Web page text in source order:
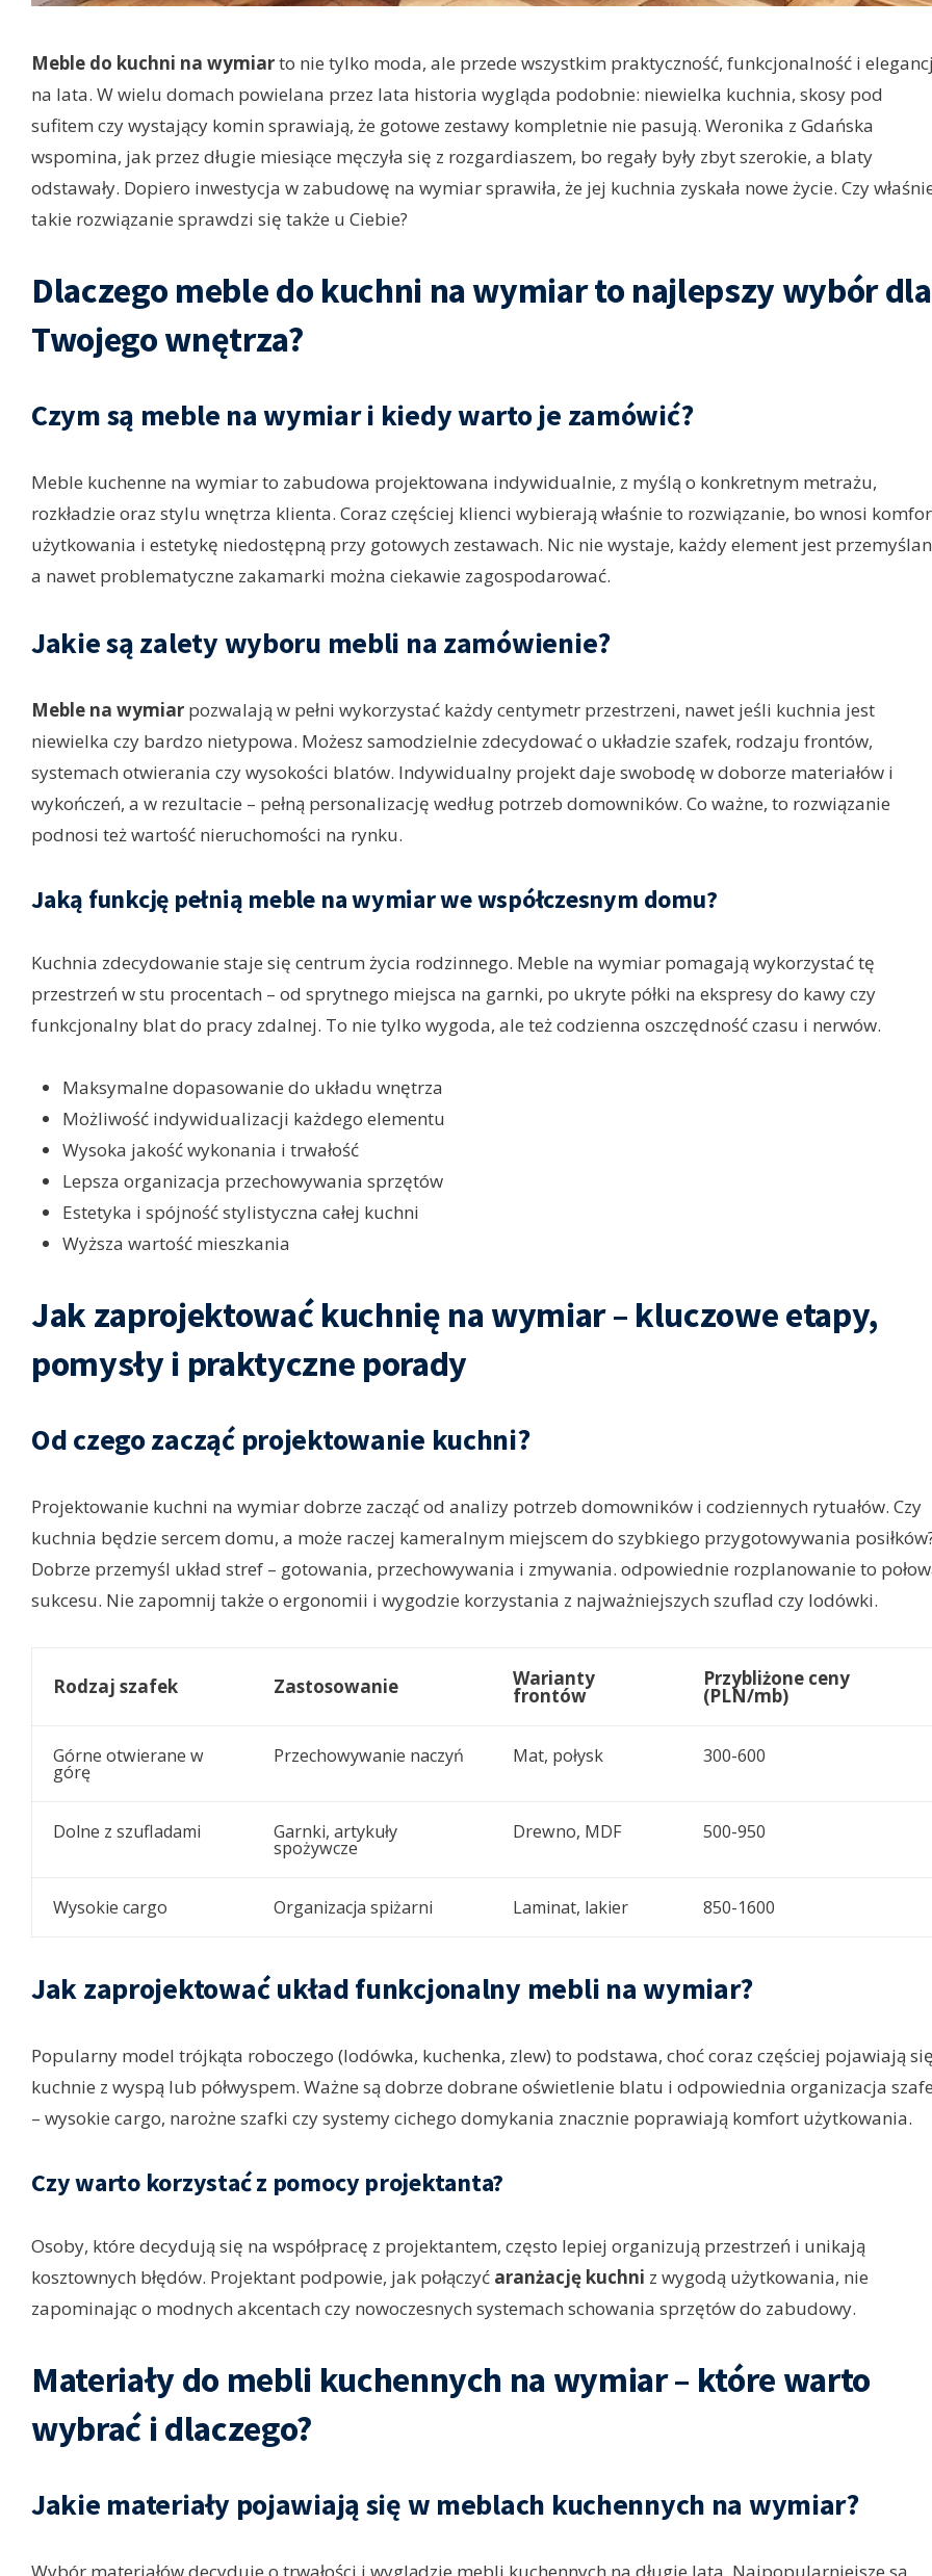
Meble do kuchni na wymiarto nie tylko moda, ale przede wszystkim praktyczność, funkcjonalność i
na lata. W wielu domach powielana przez lata historia wygląda podobnie: niewielka kuchnia, skosy pod
sufitem czy wystający komin sprawiają, że gotowe zestawy kompletnie nie pasują. Weronika z Gdańska
wspomina, jak przez długie miesiące męczyła się z rozgardiaszem, bo regały były zbyt szerokie, a blaty
odstawały. Dopiero inwestycja w zabudowę na wymiar sprawiła, że jej kuchnia zyskała nowe życie. Czy
takie rozwiązanie sprawdzi się także u Ciebie?
Dlaczego meble do kuchni na wymiar to najlepszy wybór dla
Twojego wnętrza?
Czym są meble na wymiar i kiedy warto je zamówić?
Meble kuchenne na wymiar to zabudowa projektowana indywidualnie, z myślą o konkretnym metrażu,
rozkładzie oraz stylu wnętrza klienta. Coraz częściej klienci wybierają właśnie to rozwiązanie, bo wnosi
użytkowania i estetykę niedostępną przy gotowych zestawach. Nic nie wystaje, każdy element jest
a nawet problematyczne zakamarki można ciekawie zagospodarować.
Jakie są zalety wyboru mebli na zamówienie?
Meble na wymiar pozwalają w pełni wykorzystać każdy centymetr przestrzeni, nawet jeśli kuchnia jest
niewielka czy bardzo nietypowa. Możesz samodzielnie zdecydować o układzie szafek, rodzaju frontów,
systemach otwierania czy wysokości blatów. Indywidualny projekt daje swobodę w doborze materiałów i
wykończeń, a w rezultacie – pełną personalizację według potrzeb domowników. Co ważne, to rozwiązanie
podnosi też wartość nieruchomości na rynku.
Jaką funkcję pełnią meble na wymiar we współczesnym domu?
Kuchnia zdecydowanie staje się centrum życia rodzinnego. Meble na wymiar pomagają wykorzystać tę
przestrzeń w stu procentach – od sprytnego miejsca na garnki, po ukryte półki na ekspresy do kawy czy
funkcjonalny blat do pracy zdalnej. To nie tylko wygoda, ale też codzienna oszczędność czasu i nerwów.
Maksymalne dopasowanie do układu wnętrza
Możliwość indywidualizacji każdego elementu
Wysoka jakość wykonania i trwałość
Lepsza organizacja przechowywania sprzętów
Estetyka i spójność stylistyczna całej kuchni
Wyższa wartość mieszkania
Jak zaprojektować kuchnię na wymiar – kluczowe etapy,
pomysły i praktyczne porady
Od czego zacząć projektowanie kuchni?
Projektowanie kuchni na wymiar dobrze zacząć od analizy potrzeb domowników i codziennych rytuałów. Czy
kuchnia będzie sercem domu, a może raczej kameralnym miejscem do szybkiego przygotowywania
Dobrze przemyśl układ stref – gotowania, przechowywania i zmywania. odpowiednie rozplanowanie to
sukcesu. Nie zapomnij także o ergonomii i wygodzie korzystania z najważniejszych szuflad czy lodówki.
Rodzaj szafek Zastosowanie Warianty
frontów
Przybliżone ceny
(PLN/mb)
Górne otwierane w
górę
Przechowywanie naczyń Mat, połysk 300-600
Dolne z szufladami Garnki, artykuły
spożywcze
Drewno, MDF 500-950
Wysokie cargo Organizacja spiżarni Laminat, lakier 850-1600
Jak zaprojektować układ funkcjonalny mebli na wymiar?
Popularny model trójkąta roboczego (lodówka, kuchenka, zlew) to podstawa, choć coraz częściej pojawiają
kuchnie z wyspą lub półwyspem. Ważne są dobrze dobrane oświetlenie blatu i odpowiednia organizacja
– wysokie cargo, narożne szafki czy systemy cichego domykania znacznie poprawiają komfort użytkowania.
Czy warto korzystać z pomocy projektanta?
Osoby, które decydują się na współpracę z projektantem, często lepiej organizują przestrzeń i unikają
kosztownych błędów. Projektant podpowie, jak połączyć aranżację kuchni z wygodą użytkowania, nie
zapominając o modnych akcentach czy nowoczesnych systemach schowania sprzętów do zabudowy.
Materiały do mebli kuchennych na wymiar – które warto
wybrać i dlaczego?
Jakie materiały pojawiają się w meblach kuchennych na wymiar?
Wybór materiałów decyduje o trwałości i wyglądzie mebli kuchennych na długie lata. Najpopularniejsze są